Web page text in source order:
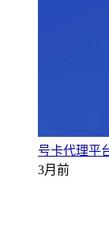
号卡代理平
3月前